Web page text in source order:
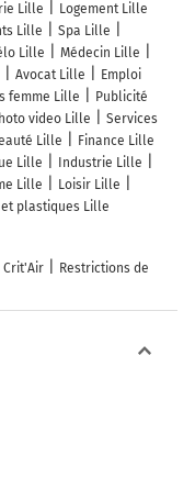
Lille
Logement Lille
Lille
Spa Lille
Lille
Médecin Lille
Avocat Lille
Emploi
femme Lille
Publicité
video Lille
Services
Lille
Finance Lille
Lille
Industrie Lille
Lille
Loisir Lille
plastiques Lille
Crit'Air
Restrictions de